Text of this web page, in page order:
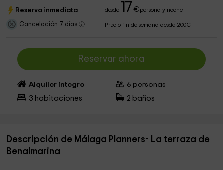
Reserva inmediata desde 17 €persona y noche
Cancelación 7 días Precio fin de semana desde 200€
Reservar ahora
Alquiler íntegro 6 personas
3 habitaciones 2 baños
Descripción de Málaga Planners- La terraza de
Benalmarina